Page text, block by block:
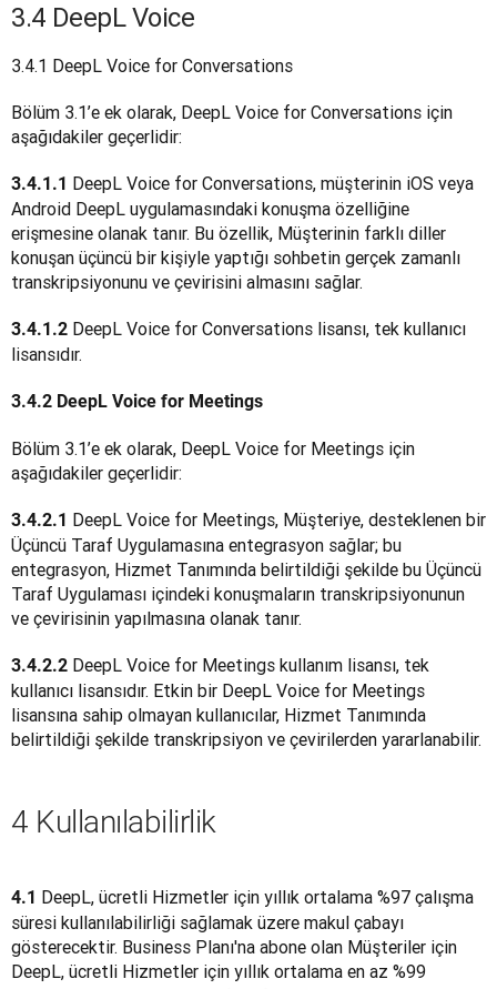
3.4 DeepL Voice
3.4.1 DeepL Voice for Conversations
Bölüm 3.1’e ek olarak, DeepL Voice for Conversations için
aşağıdakiler geçerlidir:
3.4.1.1 DeepL Voice for Conversations, müşterinin iOS veya
Android DeepL uygulamasındaki konuşma özelliğine
erişmesine olanak tanır. Bu özellik, Müşterinin farklı diller
konuşan üçüncü bir kişiyle yaptığı sohbetin gerçek zamanlı
transkripsiyonunu ve çevirisini almasını sağlar.
3.4.1.2 DeepL Voice for Conversations lisansı, tek kullanıcı
lisansıdır.
3.4.2 DeepL Voice for Meetings
Bölüm 3.1’e ek olarak, DeepL Voice for Meetings için
aşağıdakiler geçerlidir:
3.4.2.1 DeepL Voice for Meetings, Müşteriye, desteklenen bir
Üçüncü Taraf Uygulamasına entegrasyon sağlar; bu
entegrasyon, Hizmet Tanımında belirtildiği şekilde bu Üçüncü
Taraf Uygulaması içindeki konuşmaların transkripsiyonunun
ve çevirisinin yapılmasına olanak tanır.
3.4.2.2 DeepL Voice for Meetings kullanım lisansı, tek
kullanıcı lisansıdır. Etkin bir DeepL Voice for Meetings
lisansına sahip olmayan kullanıcılar, Hizmet Tanımında
belirtildiği şekilde transkripsiyon ve çevirilerden yararlanabilir.
4 Kullanılabilirlik
4.1 DeepL, ücretli Hizmetler için yıllık ortalama %97 çalışma
süresi kullanılabilirliği sağlamak üzere makul çabayı
gösterecektir. Business Planı'na abone olan Müşteriler için
DeepL, ücretli Hizmetler için yıllık ortalama en az %99